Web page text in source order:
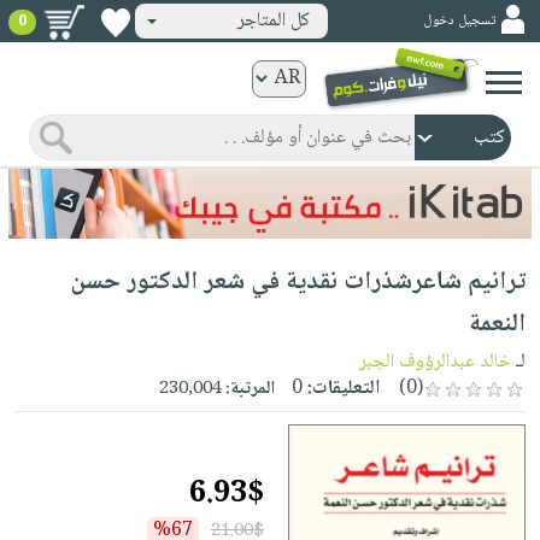
ورقية
المواضيع
صدر
حديثاً
الأكثر
مبيعاً
جوائز
شحن
مخفض
عروض
خاصة
صفحات
كتب
الكترونية
الرئيسية
صدر
حديثاً
الأكثر
مبيعاً
كتب
مجانية
كتب
صوتية
الصفحة
الرئيسية
masmu3
بلا
حدود
أطفال
وناشئة
الصفحةوسائل
تسجيل دخول كل المتاجر 0
ترانيم شاعرشذرات نقدية في شعر الدكتور حسن
النعمة
لـخالد عبدالرؤوف الجبر
(0)
التعليقات:0 المرتبة:230,004
6.93$
21.00$
%67